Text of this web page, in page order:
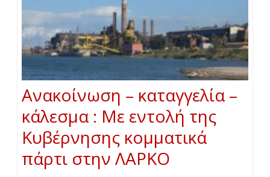
Ανακοίνωση – καταγγελία –
κάλεσμα : Με εντολή της
Κυβέρνησης κομματικά
πάρτι στην ΛΑΡΚΟ